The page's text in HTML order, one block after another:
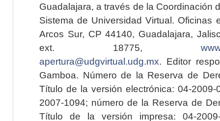
Guadalajara, a través de la Coordinación
Sistema de Universidad Virtual. Oficinas
Arcos Sur, CP 44140, Guadalajara,
ext. 18775,
apertura@udgvirtual.udg.mx. Editor
Gamboa. Número de la Reserva de
Título de la versión electrónica: 04-2009-
2007-1094; número de la Reserva de
Título de la versión impresa: 04-2009-